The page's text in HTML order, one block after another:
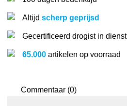
Altijd scherp geprijsd
Gecertificeerd drogist in dienst
65.000 artikelen op voorraad
Commentaar (0)